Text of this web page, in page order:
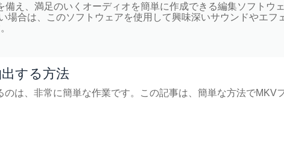
え、満足のいくオーディオを簡単に作成できる編集ソフトウ
場合は、このソフトウェアを使用して興味深いサウンドやエフ
する方法
は、非常に簡単な作業です。この記事は、簡単な方法でMKV